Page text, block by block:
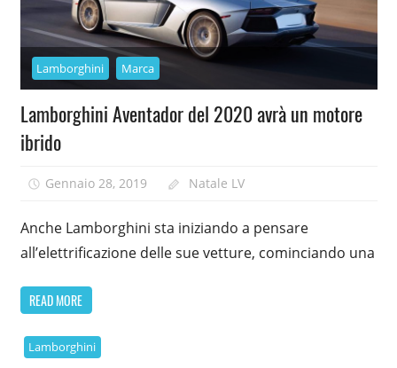
Lamborghini Marca
Lamborghini Aventador del 2020 avrà un motore
ibrido
Gennaio 28, 2019 Natale LV
Anche Lamborghini sta iniziando a pensare
all’elettrificazione delle sue vetture, cominciando una
READ MORE
Lamborghini